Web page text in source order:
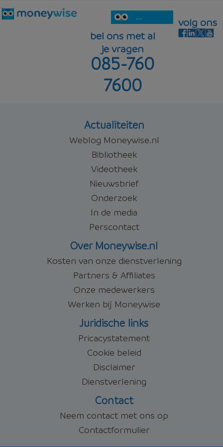
...
bel ons met al
je vragen
085-760
7600
volg ons
Actualiteiten
Weblog Moneywise.nl
Bibliotheek
Videotheek
Nieuwsbrief
Onderzoek
In de media
Perscontact
Over Moneywise.nl
Kosten van onze dienstverlening
Partners & Affiliates
Onze medewerkers
Werken bij Moneywise
Juridische links
Pricacystatement
Cookie beleid
Disclaimer
Dienstverlening
Contact
Neem contact met ons op
Contactformulier